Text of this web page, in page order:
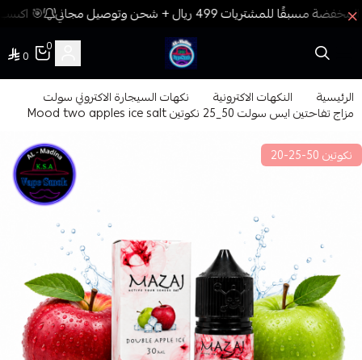
🎯 اكسب
فيب المدينة
0
0
الرئيسية النكهات الاكترونية نكهات السيجارة الاكتروني سولت
مزاج تفاحتين ايس سولت 50_25 نكوتين Mood two apples ice salt
نكوتين 50-25-20